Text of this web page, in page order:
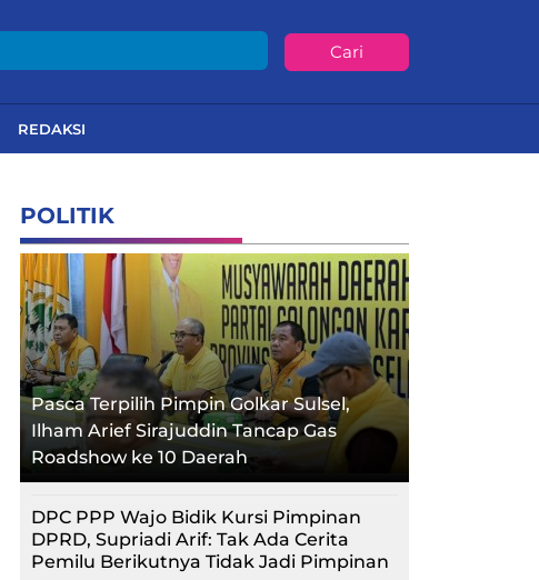
Cari
REDAKSI
POLITIK
Pasca Terpilih Pimpin Golkar Sulsel,
Ilham Arief Sirajuddin Tancap Gas
Roadshow ke 10 Daerah
DPC PPP Wajo Bidik Kursi Pimpinan
DPRD, Supriadi Arif: Tak Ada Cerita
Pemilu Berikutnya Tidak Jadi Pimpinan